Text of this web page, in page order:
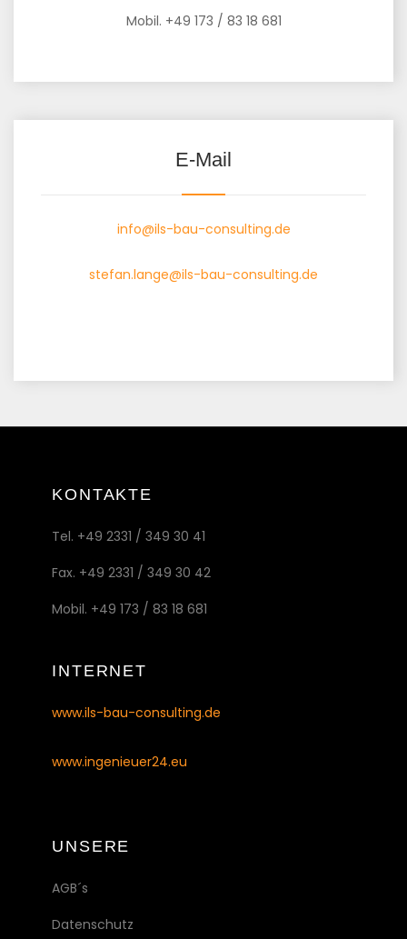
Mobil. +49 173 / 83 18 681
E-Mail
info@ils-bau-consulting.de
stefan.lange@ils-bau-consulting.de
KONTAKTE
Tel. +49 2331 / 349 30 41
Fax. +49 2331 / 349 30 42
Mobil. +49 173 / 83 18 681
INTERNET
www.ils-bau-consulting.de
www.ingenieuer24.eu
UNSERE
AGB´s
Datenschutz